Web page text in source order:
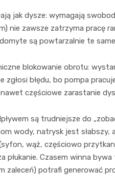
jak dysze: wymagają
nie zawsze zatrzyma pracę
są powtarzalnie te
blokowanie obrotu:
zgłosi błędu, bo pompa
częściowe zarastanie
są trudniejsze do
wody, natrysk jest
wąż, częściowo
płukanie. Czasem winna
zaleceń) potrafi generować